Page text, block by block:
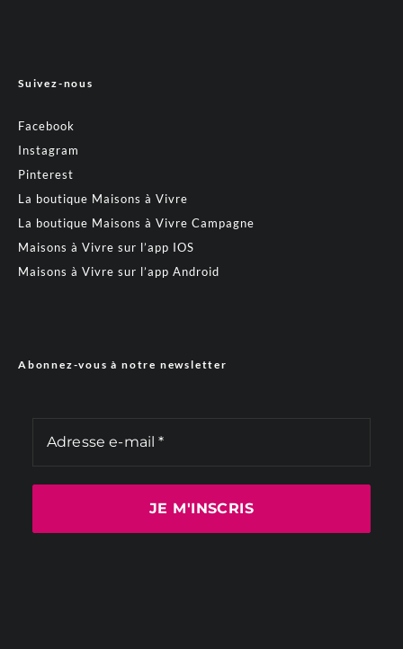
Suivez-nous
Facebook
Instagram
Pinterest
La boutique Maisons à Vivre
La boutique Maisons à Vivre Campagne
Maisons à Vivre sur l’app IOS
Maisons à Vivre sur l’app Android
Abonnez-vous à notre newsletter